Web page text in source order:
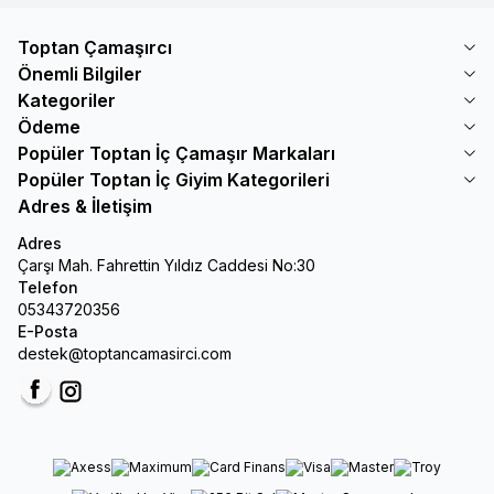
Toptan Çamaşırcı
Önemli Bilgiler
Kategoriler
Ödeme
Popüler Toptan İç Çamaşır Markaları
Popüler Toptan İç Giyim Kategorileri
Adres & İletişim
Adres
Çarşı Mah. Fahrettin Yıldız Caddesi No:30
Telefon
05343720356
E-Posta
destek@toptancamasirci.com
FacebookInstagram